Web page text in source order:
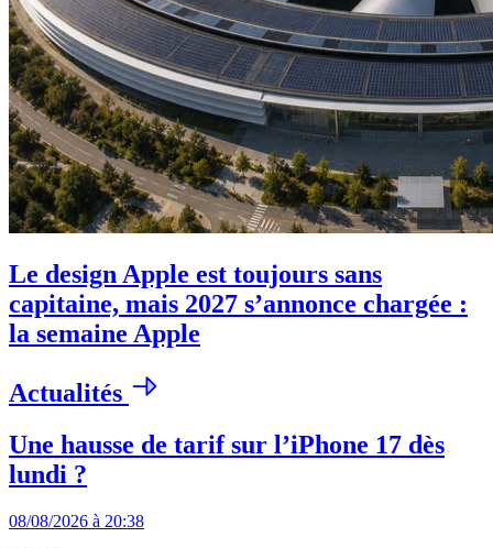
Le design Apple est toujours sans
capitaine, mais 2027 s’annonce chargée :
la semaine Apple
Actualités
Une hausse de tarif sur l’iPhone 17 dès
lundi ?
08/08/2026 à 20:38